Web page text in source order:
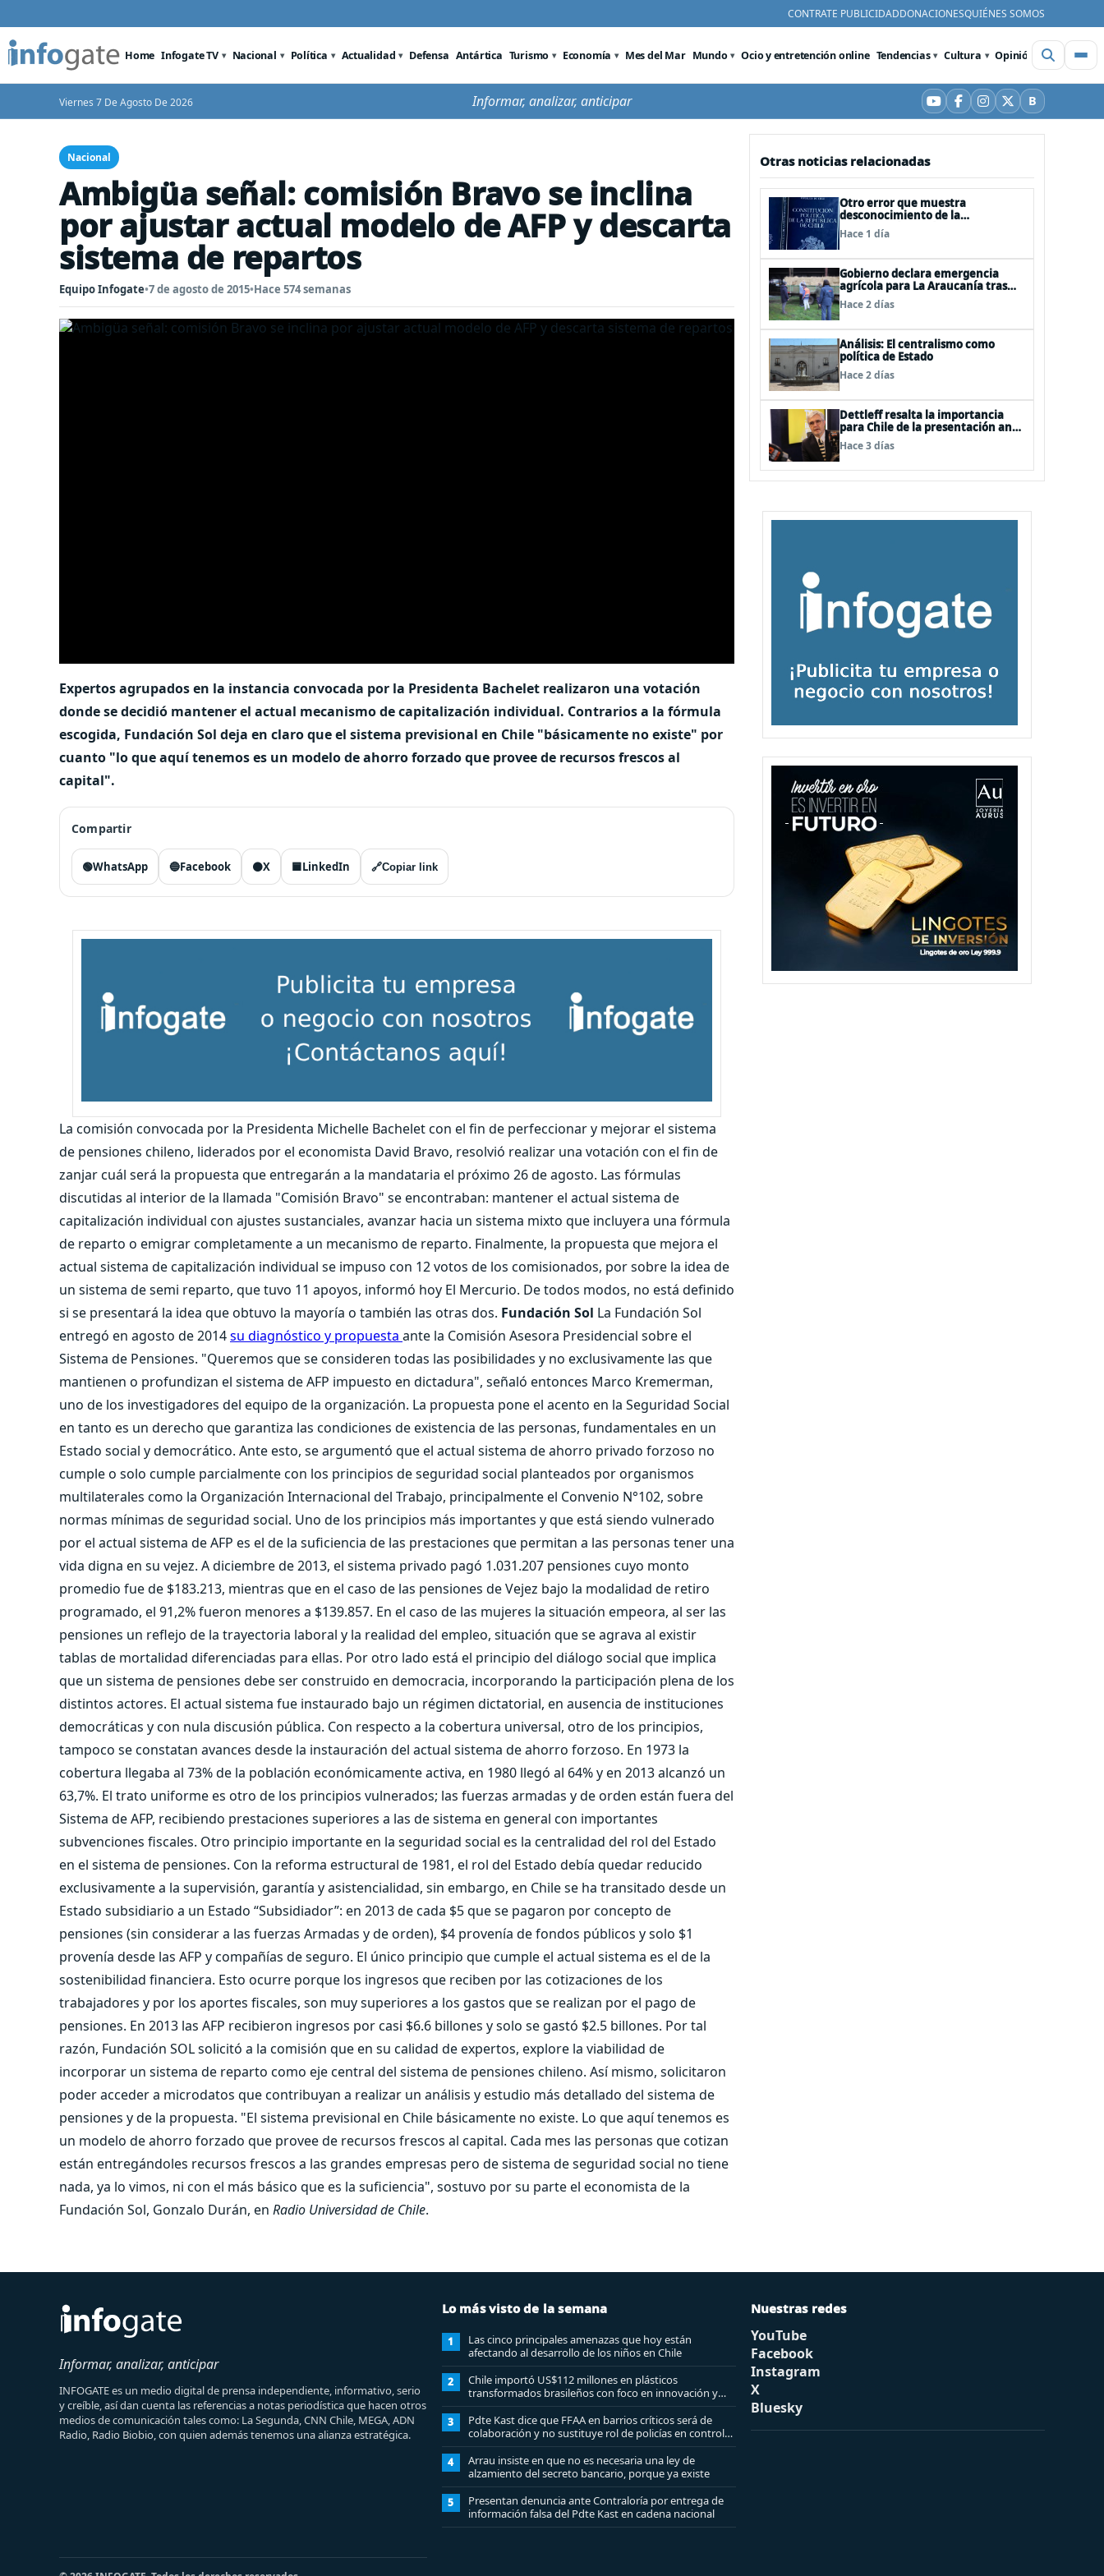
CONTRATE PUBLICIDADDONACIONESQUIÉNES SOMOS
Home Infogate TV Nacional Política Actualidad Defensa Antártica Turismo Economía Mes del Mar Mundo Ocio y entretención online Tendencias Cultura Opinión Videos
Viernes 7 De Agosto De 2026 Informar, analizar, anticipar YouTube
Facebook
Instagram
X BBluesky
Nacional
Ambigüa señal: comisión Bravo se inclina
por ajustar actual modelo de AFP y descarta
sistema de repartos
Equipo Infogate•7 de agosto de 2015•Hace 574 semanas
Expertos agrupados en la instancia convocada por la Presidenta Bachelet realizaron una votación
donde se decidió mantener el actual mecanismo de capitalización individual. Contrarios a la fórmula
escogida, Fundación Sol deja en claro que el sistema previsional en Chile "básicamente no existe" por
cuanto "lo que aquí tenemos es un modelo de ahorro forzado que provee de recursos frescos al
capital".
Compartir
🟢WhatsApp 🔵Facebook ⚫X 🟦LinkedIn 🔗Copiar link
La comisión convocada por la Presidenta Michelle Bachelet con el fin de perfeccionar y mejorar el sistema
de pensiones chileno, liderados por el economista David Bravo, resolvió realizar una votación con el fin de
zanjar cuál será la propuesta que entregarán a la mandataria el próximo 26 de agosto. Las fórmulas
discutidas al interior de la llamada "Comisión Bravo" se encontraban: mantener el actual sistema de
capitalización individual con ajustes sustanciales, avanzar hacia un sistema mixto que incluyera una fórmula
de reparto o emigrar completamente a un mecanismo de reparto. Finalmente, la propuesta que mejora el
actual sistema de capitalización individual se impuso con 12 votos de los comisionados, por sobre la idea de
un sistema de semi reparto, que tuvo 11 apoyos, informó hoy El Mercurio. De todos modos, no está definido
si se presentará la idea que obtuvo la mayoría o también las otras dos. Fundación Sol La Fundación Sol
entregó en agosto de 2014su diagnóstico y propuesta ante la Comisión Asesora Presidencial sobre el
Sistema de Pensiones. "Queremos que se consideren todas las posibilidades y no exclusivamente las que
mantienen o profundizan el sistema de AFP impuesto en dictadura", señaló entonces Marco Kremerman,
uno de los investigadores del equipo de la organización. La propuesta pone el acento en la Seguridad Social
en tanto es un derecho que garantiza las condiciones de existencia de las personas, fundamentales en un
Estado social y democrático. Ante esto, se argumentó que el actual sistema de ahorro privado forzoso no
cumple o solo cumple parcialmente con los principios de seguridad social planteados por organismos
multilaterales como la Organización Internacional del Trabajo, principalmente el Convenio N°102, sobre
normas mínimas de seguridad social. Uno de los principios más importantes y que está siendo vulnerado
por el actual sistema de AFP es el de la suficiencia de las prestaciones que permitan a las personas tener una
vida digna en su vejez. A diciembre de 2013, el sistema privado pagó 1.031.207 pensiones cuyo monto
promedio fue de $183.213, mientras que en el caso de las pensiones de Vejez bajo la modalidad de retiro
programado, el 91,2% fueron menores a $139.857. En el caso de las mujeres la situación empeora, al ser las
pensiones un reflejo de la trayectoria laboral y la realidad del empleo, situación que se agrava al existir
tablas de mortalidad diferenciadas para ellas. Por otro lado está el principio del diálogo social que implica
que un sistema de pensiones debe ser construido en democracia, incorporando la participación plena de los
distintos actores. El actual sistema fue instaurado bajo un régimen dictatorial, en ausencia de instituciones
democráticas y con nula discusión pública. Con respecto a la cobertura universal, otro de los principios,
tampoco se constatan avances desde la instauración del actual sistema de ahorro forzoso. En 1973 la
cobertura llegaba al 73% de la población económicamente activa, en 1980 llegó al 64% y en 2013 alcanzó un
63,7%. El trato uniforme es otro de los principios vulnerados; las fuerzas armadas y de orden están fuera del
Sistema de AFP, recibiendo prestaciones superiores a las de sistema en general con importantes
subvenciones fiscales. Otro principio importante en la seguridad social es la centralidad del rol del Estado
en el sistema de pensiones. Con la reforma estructural de 1981, el rol del Estado debía quedar reducido
exclusivamente a la supervisión, garantía y asistencialidad, sin embargo, en Chile se ha transitado desde un
Estado subsidiario a un Estado “Subsidiador”: en 2013 de cada $5 que se pagaron por concepto de
pensiones (sin considerar a las fuerzas Armadas y de orden), $4 provenía de fondos públicos y solo $1
provenía desde las AFP y compañías de seguro. El único principio que cumple el actual sistema es el de la
sostenibilidad financiera. Esto ocurre porque los ingresos que reciben por las cotizaciones de los
trabajadores y por los aportes fiscales, son muy superiores a los gastos que se realizan por el pago de
pensiones. En 2013 las AFP recibieron ingresos por casi $6.6 billones y solo se gastó $2.5 billones. Por tal
razón, Fundación SOL solicitó a la comisión que en su calidad de expertos, explore la viabilidad de
incorporar un sistema de reparto como eje central del sistema de pensiones chileno. Así mismo, solicitaron
poder acceder a microdatos que contribuyan a realizar un análisis y estudio más detallado del sistema de
pensiones y de la propuesta. "El sistema previsional en Chile básicamente no existe. Lo que aquí tenemos es
un modelo de ahorro forzado que provee de recursos frescos al capital. Cada mes las personas que cotizan
están entregándoles recursos frescos a las grandes empresas pero de sistema de seguridad social no tiene
nada, ya lo vimos, ni con el más básico que es la suficiencia", sostuvo por su parte el economista de la
Fundación Sol, Gonzalo Durán, en Radio Universidad de Chile.
Otras noticias relacionadas
Otro error que muestra
desconocimiento de la
Constitución: Artículo 1 consagra
resguardar la seguridad nacional y
Hace 1 día
Gobierno declara emergencia
agrícola para La Araucanía tras
desastres por pasos de sistemas
frontales
Hace 2 días
Análisis: El centralismo como
política de Estado
Hace 2 días
Dettleff resalta la importancia
para Chile de la presentación ante
la ONU de la Plataforma
Continental Extendida del
Hace 3 días
Informar, analizar, anticipar
INFOGATE es un medio digital de prensa independiente, informativo, serio
y creíble, así dan cuenta las referencias a notas periodística que hacen otros
medios de comunicación tales como: La Segunda, CNN Chile, MEGA, ADN
Radio, Radio Biobio, con quien además tenemos una alianza estratégica.
Lo más visto de la semana
1
Las cinco principales amenazas que hoy están
afectando al desarrollo de los niños en Chile
2
Chile importó US$112 millones en plásticos
transformados brasileños con foco en innovación y
sostenibilidad
3
Pdte Kast dice que FFAA en barrios críticos será de
colaboración y no sustituye rol de policías en control
del orden público
4
Arrau insiste en que no es necesaria una ley de
alzamiento del secreto bancario, porque ya existe
5
Presentan denuncia ante Contraloría por entrega de
información falsa del Pdte Kast en cadena nacional
Nuestras redes
YouTube
Facebook
Instagram
X
Bluesky